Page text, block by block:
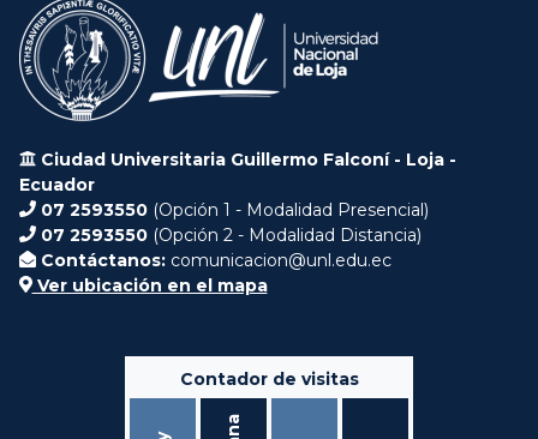
Ciudad Universitaria Guillermo Falconí - Loja -
Ecuador
07 2593550 (Opción 1 - Modalidad Presencial)
07 2593550 (Opción 2 - Modalidad Distancia)
Contáctanos: comunicacion@unl.edu.ec
Ver ubicación en el mapa
Contador de visitas